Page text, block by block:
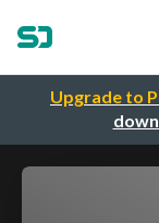
Upgrade to